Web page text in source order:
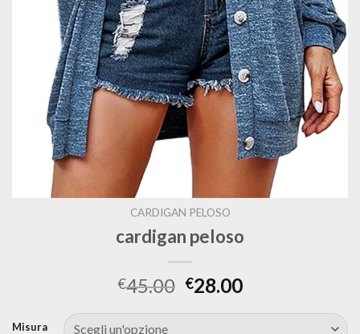
CARDIGAN PELOSO
cardigan peloso
€45.00 €28.00
Misura